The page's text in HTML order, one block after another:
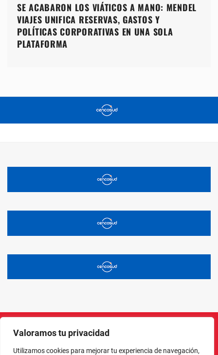
Valoramos tu privacidad
Utilizamos cookies para mejorar tu experiencia de navegación,
SE ACABARON LOS VIÁTICOS A MANO: MENDEL
VIAJES UNIFICA RESERVAS, GASTOS Y
POLÍTICAS CORPORATIVAS EN UNA SOLA
PLATAFORMA
InstagramFacebook
X